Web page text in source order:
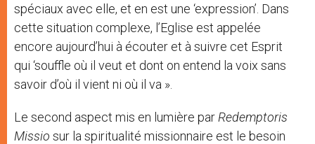
spéciaux avec elle, et en est une ‘expression’. Dans
cette situation complexe, l’Eglise est appelée
encore aujourd’hui à écouter et à suivre cet Esprit
qui ‘souffle où il veut et dont on entend la voix sans
savoir d’où il vient ni où il va ».
Le second aspect mis en lumière parRedemptoris
Missio sur la spiritualité missionnaire est le besoin